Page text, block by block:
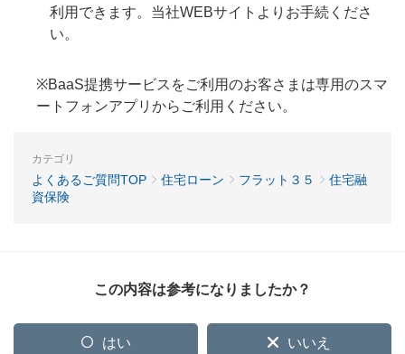
利用できます。当社WEBサイトよりお手続くださ
い。
※BaaS提携サービスをご利用のお客さまは専用のスマ
ートフォンアプリからご利用ください。
カテゴリ
よくあるご質問TOP 住宅ローン フラット３５
住宅融
資保険
この内容は参考になりましたか？
はい いいえ